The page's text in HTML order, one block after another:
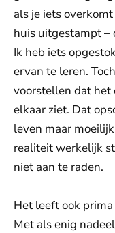
als je iets
huis uitgestampt –
Ik heb iets
ervan te leren.
voorstellen dat het
elkaar ziet. Dat
leven maar
realiteit werkelijk
niet aan te raden.
Het leeft ook
Met als enig